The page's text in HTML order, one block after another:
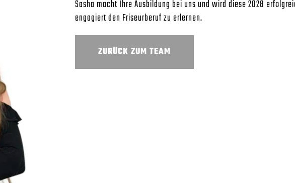
Sasha macht Ihre Ausbildung bei uns und wird diese 2028
engagiert den Friseurberuf zu erlernen.
ZURÜCK ZUM TEAM